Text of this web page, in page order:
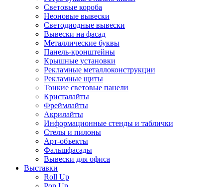
Световые короба
Неоновые вывески
Светодиодные вывески
Вывески на фасад
Металлические буквы
Панель-кронштейны
Крышные установки
Рекламные металлоконструкции
Рекламные щиты
Тонкие световые панели
Кристалайты
Фреймлайты
Акрилайты
Информационные стенды и таблички
Стелы и пилоны
Арт-объекты
Фальшфасады
Вывески для офиса
Выставки
Roll Up